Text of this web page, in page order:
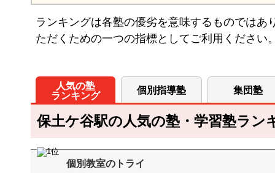
ランキングは各塾の優劣を意味するものではあ
ただくための一つの指標としてご利用ください
人気の塾
ランキング
個別指導塾 集団塾
保土ケ谷駅の人気の塾・学習塾ラン
個別教室のトライ